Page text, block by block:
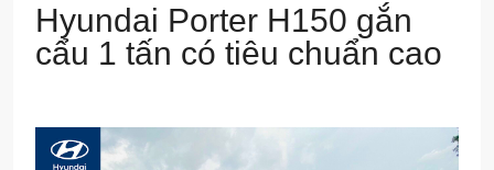
Hyundai Porter H150 gắn
cẩu 1 tấn có tiêu chuẩn cao